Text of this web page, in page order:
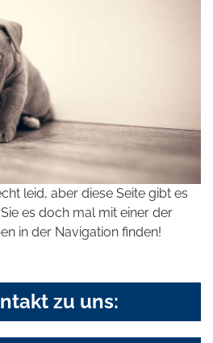
leid, aber diese Seite gibt es
es doch mal mit einer der
in der Navigation finden!
zu uns: